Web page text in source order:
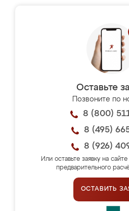
Оставьте
Позвоните по
8 (800)
8 (495)
8 (926)
Или оставьте заявку на
предварительного
ОСТАВИТЬ